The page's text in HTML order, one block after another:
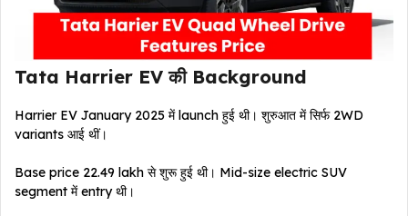
Tata Harrier EV की Background
Harrier EV January 2025 में launch हुई थी। शुरुआत में सिर्फ 2WD
variants आई थीं।
Base price ₹22.49 lakh से शुरू हुई थी। Mid-size electric SUV
segment में entry थी।